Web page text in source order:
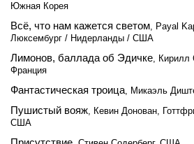
Южная Корея
Всё, что нам кажется светом, Payal
Люксембург / Нидерланды / США
Лимонов, баллада об Эдичке, Кирилл
Франция
Фантастическая троица, Микаэль
Пушистый вояж, Кевин Донован,
США